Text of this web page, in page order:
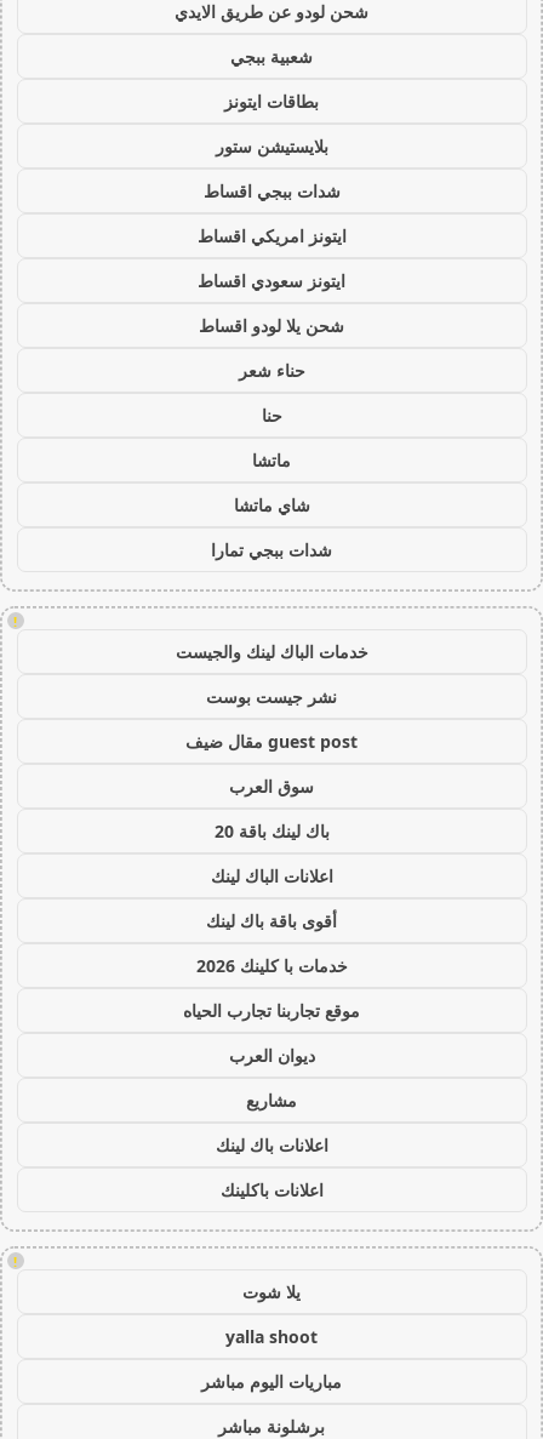
شحن لودو عن طريق الايدي
شعبية ببجي
بطاقات ايتونز
بلايستيشن ستور
شدات ببجي اقساط
ايتونز امريكي اقساط
ايتونز سعودي اقساط
شحن يلا لودو اقساط
حناء شعر
حنا
ماتشا
شاي ماتشا
شدات ببجي تمارا
!
خدمات الباك لينك والجيست
نشر جيست بوست
guest post مقال ضيف
سوق العرب
باك لينك باقة 20
اعلانات الباك لينك
أقوى باقة باك لينك
خدمات با كلينك 2026
موقع تجاربنا تجارب الحياه
ديوان العرب
مشاريع
اعلانات باك لينك
اعلانات باكلينك
!
يلا شوت
yalla shoot
مباريات اليوم مباشر
برشلونة مباشر